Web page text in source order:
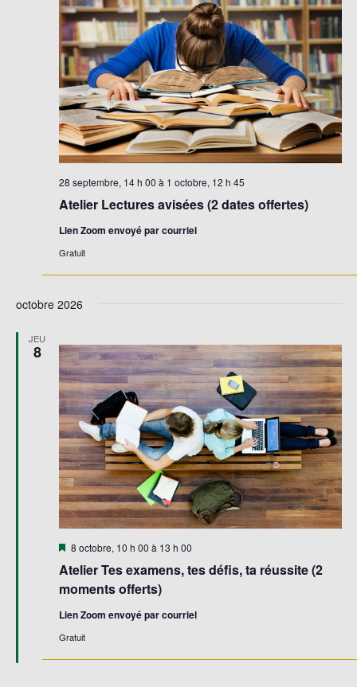
Atelier Lectures avisées (2 dates offertes)
28 septembre, 14 h 00 à 1 octobre, 12 h 45
Lien Zoom envoyé par courriel
Gratuit
octobre 2026
JEU
8
Atelier Tes examens, tes défis, ta réussite (2
moments offerts)
Mis
avant
8 octobre, 10 h 00 à 13 h 00
Lien Zoom envoyé par courriel
Gratuit